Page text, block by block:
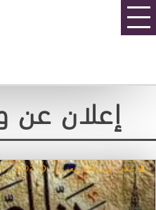
إعلان عن
إعلان عن وفاة وتعزية /
07/2007